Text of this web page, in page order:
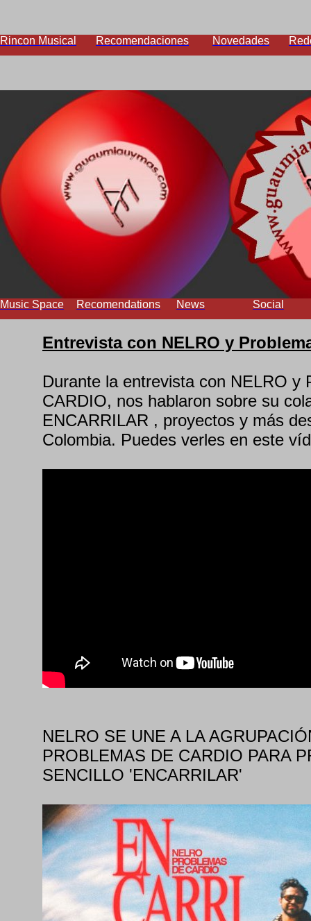
Rincon Musical Recomendaciones Novedades
Music Space Recomendations News Social
Entrevista con NELRO y
Durante la entrevista con NELRO y
CARDIO, nos hablaron sobre su
ENCARRILAR , proyectos y más
Colombia. Puedes verles en este
NELRO SE UNE A LA
PROBLEMAS DE CARDIO PARA
SENCILLO 'ENCARRILAR'